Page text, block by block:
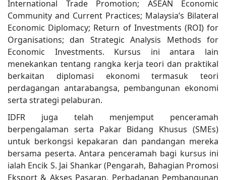
International Trade Promotion; ASEAN Economic
Community and Current Practices; Malaysia’s Bilateral
Economic Diplomacy; Return of Investments (ROI) for
Organisations; dan Strategic Analysis Methods for
Economic Investments. Kursus ini antara lain
menekankan tentang rangka kerja teori dan praktikal
berkaitan diplomasi ekonomi termasuk teori
perdagangan antarabangsa, pembangunan ekonomi
serta strategi pelaburan.
IDFR juga telah menjemput penceramah
berpengalaman serta Pakar Bidang Khusus (SMEs)
untuk berkongsi kepakaran dan pandangan mereka
bersama peserta. Antara penceramah bagi kursus ini
ialah Encik S. Jai Shankar (Pengarah, Bahagian Promosi
Eksport & Akses Pasaran, Perbadanan Pembangunan